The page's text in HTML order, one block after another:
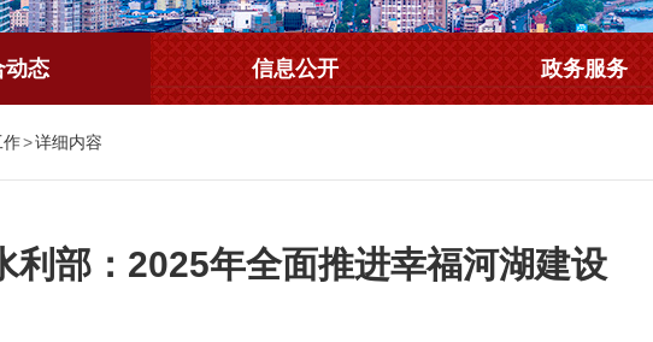
动态 信息公开 政务服务
作>详细内容
利部：2025年全面推进幸福河湖建设